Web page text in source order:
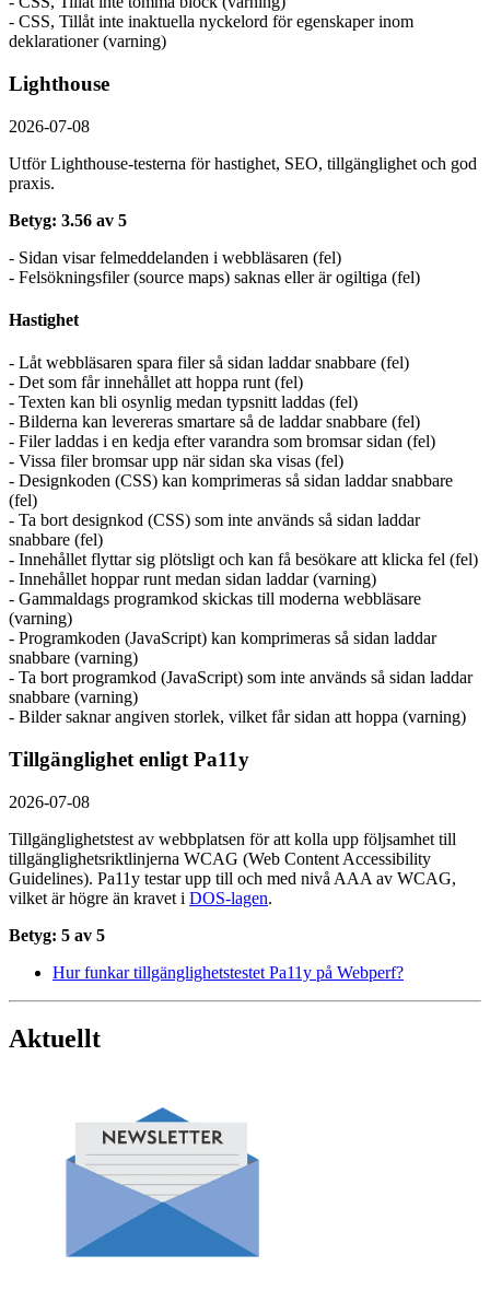
- CSS, Tillåt inte inaktuella nyckelord för egenskaper inom
deklarationer (varning)
Lighthouse
2026-07-08
Utför Lighthouse-testerna för hastighet, SEO, tillgänglighet och god
praxis.
Betyg: 3.56 av 5
- Sidan visar felmeddelanden i webbläsaren (fel)
- Felsökningsfiler (source maps) saknas eller är ogiltiga (fel)
Hastighet
- Låt webbläsaren spara filer så sidan laddar snabbare (fel)
- Det som får innehållet att hoppa runt (fel)
- Texten kan bli osynlig medan typsnitt laddas (fel)
- Bilderna kan levereras smartare så de laddar snabbare (fel)
- Filer laddas i en kedja efter varandra som bromsar sidan (fel)
- Vissa filer bromsar upp när sidan ska visas (fel)
- Designkoden (CSS) kan komprimeras så sidan laddar snabbare
(fel)
- Ta bort designkod (CSS) som inte används så sidan laddar
snabbare (fel)
- Innehållet flyttar sig plötsligt och kan få besökare att klicka fel (fel)
- Innehållet hoppar runt medan sidan laddar (varning)
- Gammaldags programkod skickas till moderna webbläsare
(varning)
- Programkoden (JavaScript) kan komprimeras så sidan laddar
snabbare (varning)
- Ta bort programkod (JavaScript) som inte används så sidan laddar
snabbare (varning)
- Bilder saknar angiven storlek, vilket får sidan att hoppa (varning)
Tillgänglighet enligt Pa11y
2026-07-08
Tillgänglighetstest av webbplatsen för att kolla upp följsamhet till
tillgänglighets­riktlinjerna WCAG (Web Content Accessibility
Guidelines). Pa11y testar upp till och med nivå AAA av WCAG,
vilket är högre än kravet i DOS-lagen.
Betyg: 5 av 5
Hur funkar tillgänglighetstestet Pa11y på Webperf?
Aktuellt